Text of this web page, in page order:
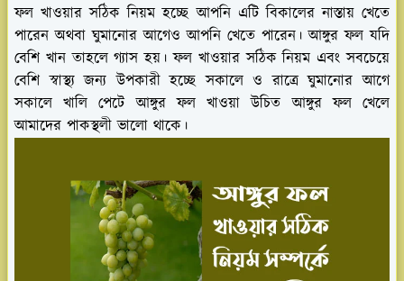
ফল খাওয়ার সঠিক নিয়ম হচ্ছে আপনি এটি বিকালের নাস্তায় খেতে
পারেন অথবা ঘুমানোর আগেও আপনি খেতে পারেন। আঙ্গুর ফল যদি
বেশি খান তাহলে গ্যাস হয়। ফল খাওয়ার সঠিক নিয়ম এবং সবচেয়ে
বেশি স্বাস্থ্য জন্য উপকারী হচ্ছে সকালে ও রাত্রে ঘুমানোর আগে
সকালে খালি পেটে আঙ্গুর ফল খাওয়া উচিত আঙ্গুর ফল খেলে
আমাদের পাকস্থলী ভালো থাকে।